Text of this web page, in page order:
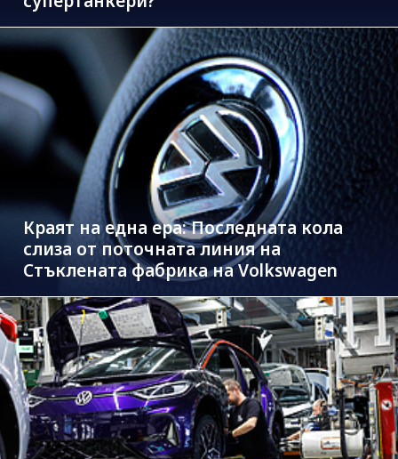
Краят на една ера: Последната кола
слиза от поточната линия на
Стъклената фабрика на Volkswagen